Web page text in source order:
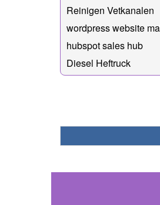
Reinigen Vetkanalen
wordpress website
hubspot sales hub
Diesel Heftruck